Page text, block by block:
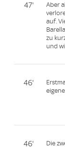
47'
Aber
auf.
zu
und
46'
46' Die